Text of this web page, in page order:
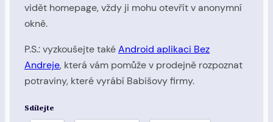
vidět homepage, vždy ji mohu otevřít v anonymní
okně.
P.S.: vyzkoušejte takéAndroid aplikaci Bez
Andreje, která vám pomůže v prodejně rozpoznat
potraviny, které vyrábí Babišovy firmy.
Sdílejte